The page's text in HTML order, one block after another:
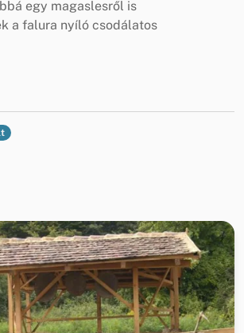
egy magaslesről is
a falura nyíló csodálatos